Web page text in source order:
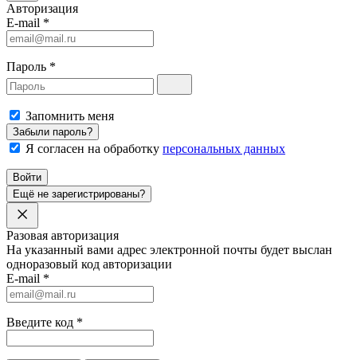
Авторизация
E-mail *
Пароль *
Запомнить меня
Забыли пароль?
Я согласен на обработку персональных данных
Войти
Ещё не зарегистрированы?
Разовая авторизация
На указанный вами адрес электронной почты будет выслан
одноразовый код авторизации
E-mail *
Введите код *